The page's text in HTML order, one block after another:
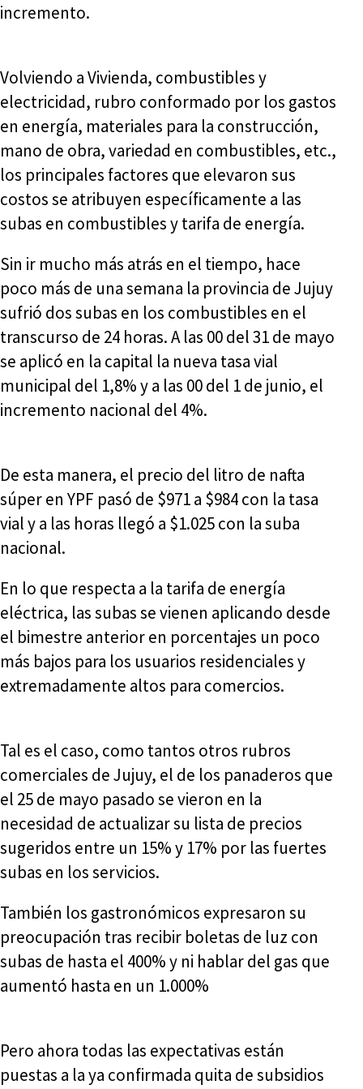
incremento.
Volviendo a Vivienda, combustibles y
electricidad, rubro conformado por los gastos
en energía, materiales para la construcción,
mano de obra, variedad en combustibles, etc.,
los principales factores que elevaron sus
costos se atribuyen específicamente a las
subas en combustibles y tarifa de energía.
Sin ir mucho más atrás en el tiempo, hace
poco más de una semana la provincia de Jujuy
sufrió dos subas en los combustibles en el
transcurso de 24 horas. A las 00 del 31 de mayo
se aplicó en la capital la nueva tasa vial
municipal del 1,8% y a las 00 del 1 de junio, el
incremento nacional del 4%.
De esta manera, el precio del litro de nafta
súper en YPF pasó de $971 a $984 con la tasa
vial y a las horas llegó a $1.025 con la suba
nacional.
En lo que respecta a la tarifa de energía
eléctrica, las subas se vienen aplicando desde
el bimestre anterior en porcentajes un poco
más bajos para los usuarios residenciales y
extremadamente altos para comercios.
Tal es el caso, como tantos otros rubros
comerciales de Jujuy, el de los panaderos que
el 25 de mayo pasado se vieron en la
necesidad de actualizar su lista de precios
sugeridos entre un 15% y 17% por las fuertes
subas en los servicios.
También los gastronómicos expresaron su
preocupación tras recibir boletas de luz con
subas de hasta el 400% y ni hablar del gas que
aumentó hasta en un 1.000%
Pero ahora todas las expectativas están
puestas a la ya confirmada quita de subsidios